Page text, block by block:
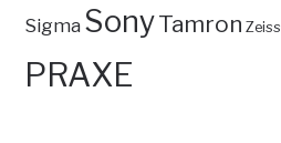
Sigma SonyTamron Zeiss
PRAXE